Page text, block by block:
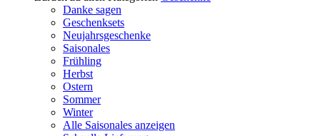
Danke sagen
Geschenksets
Neujahrsgeschenke
Saisonales
Frühling
Herbst
Ostern
Sommer
Winter
Alle Saisonales anzeigen